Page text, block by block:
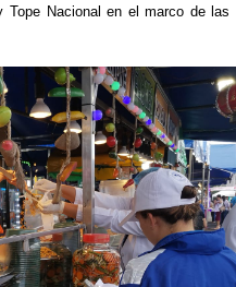
Tope Nacional en el marco de